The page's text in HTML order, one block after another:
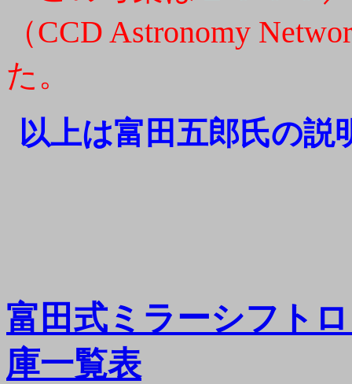
（CCD Astronomy
た。
以上は富田五郎氏の
富田式ミラーシフト
庫一覧表